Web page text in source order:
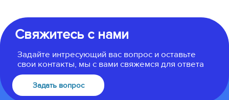
Свяжитесь с нами
Задайте интресующий вас вопрос и оставьте
свои контакты, мы с вами свяжемся для ответа
Задать вопрос